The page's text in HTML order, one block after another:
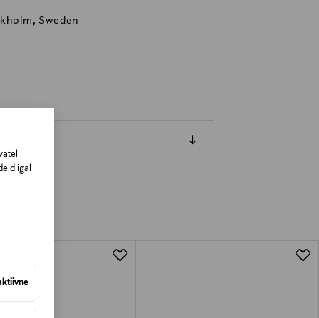
igal
Sweden